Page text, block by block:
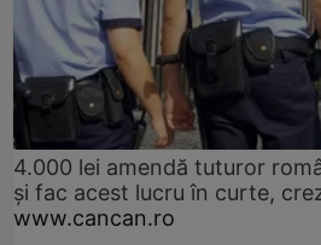
4.000 lei amendă tuturor
și fac acest lucru în curte,
www.cancan.ro